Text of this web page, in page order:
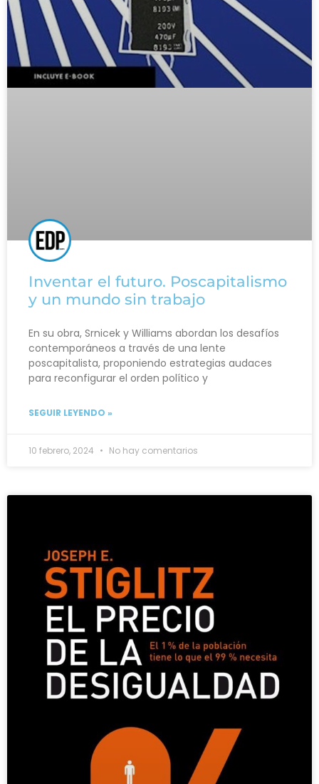
Inventar el futuro. Poscapitalismo
y un mundo sin trabajo
En su obra, Srnicek y Williams abordan los desafíos
contemporáneos a través de una lente
poscapitalista, proponiendo estrategias audaces
para reconfigurar el orden político y
SEGUIR LEYENDO »
10 febrero, 2024 No hay comentarios